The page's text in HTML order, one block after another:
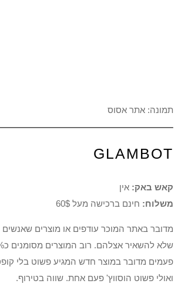
תמונה: אתר אסוס
GLAMBOT
קאש באק: אין
משלוח: חינם ברכישה מעל 60$
מדובר באתר המוכר עודפים או מוצרים שאנשים
פעמים מדובר במוצר חדש המגיע פשוט בלי
ואולי פשוט הוסווץ' פעם אחת. שווה בטירוף.